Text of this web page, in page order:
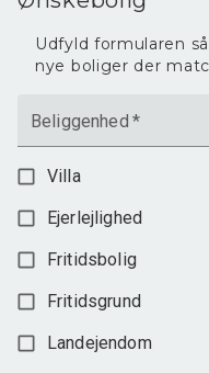
soveværelset og
panoramaudsigt over
Kælderen byder på
rum velegnet som
mindre disponibelt
Få en personlig
Udfyld formularen
nye boliger der
Beliggenhed *
Villa
Ejerlejlighed
Fritidsbolig
Fritidsgrund
Landejendom